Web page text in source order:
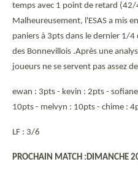
temps avec 1 point de retard
Malheureusement, l'ESAS a mis
paniers à 3pts dans le dernier 1/4
des Bonnevillois .Après une
joueurs ne se servent pas assez
ewan : 3pts - kevin : 2pts -
10pts - melvyn : 10pts - chime :
LF : 3/6
PROCHAIN MATCH :DIMANCHE